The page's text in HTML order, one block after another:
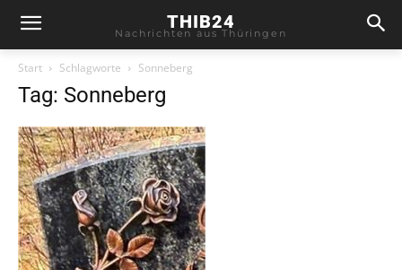
THIB24
Nachrichten aus Thüringen
Start Schlagworte Sonneberg
Tag: Sonneberg